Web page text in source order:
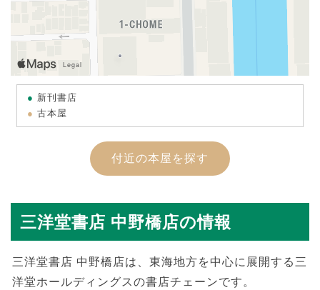
新刊書店
古本屋
付近の本屋を探す
三洋堂書店 中野橋店の情報
三洋堂書店 中野橋店は、東海地方を中心に展開する三
洋堂ホールディングスの書店チェーンです。